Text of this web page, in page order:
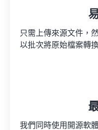
只需上傳來源文件，
以批次將原始檔案轉
我們同時使用開源軟